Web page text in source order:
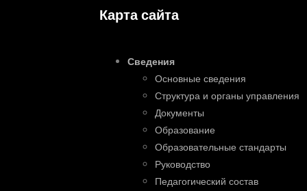
Карта сайта
Сведения
Основные сведения
Структура и органы управления
Документы
Образование
Образовательные стандарты
Руководство
Педагогический состав